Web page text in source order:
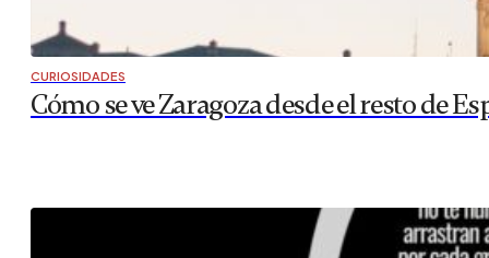
CURIOSIDADES
Cómo se ve Zaragoza desde el resto de